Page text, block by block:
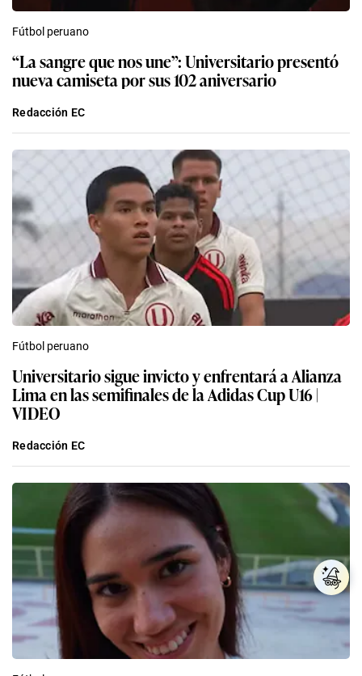
Fútbol peruano
“La sangre que nos une”: Universitario presentó
nueva camiseta por sus 102 aniversario
Redacción EC
Fútbol peruano
Universitario sigue invicto y enfrentará a Alianza
Lima en las semifinales de la Adidas Cup U16 |
VIDEO
Redacción EC